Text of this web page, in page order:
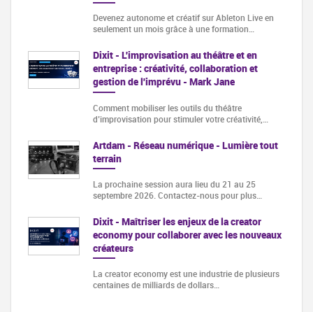
Devenez autonome et créatif sur Ableton Live en
seulement un mois grâce à une formation…
Dixit - L'improvisation au théâtre et en
entreprise : créativité, collaboration et
gestion de l'imprévu - Mark Jane
Comment mobiliser les outils du théâtre
d’improvisation pour stimuler votre créativité,…
Artdam - Réseau numérique - Lumière tout
terrain
La prochaine session aura lieu du 21 au 25
septembre 2026. Contactez-nous pour plus…
Dixit - Maîtriser les enjeux de la creator
economy pour collaborer avec les nouveaux
créateurs
La creator economy est une industrie de plusieurs
centaines de milliards de dollars…